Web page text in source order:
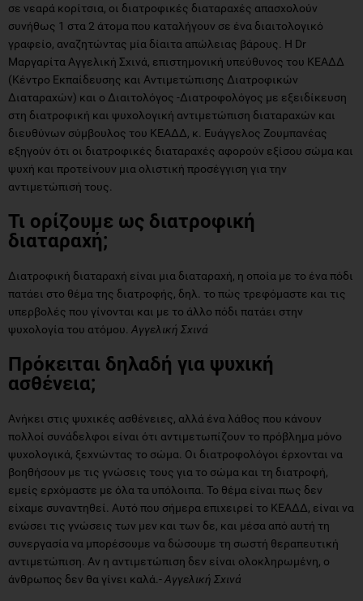
σε νεαρά κορίτσια, οι διατροφικές διαταραχές απασχολούν
συνήθως 1 στα 2 άτομα που καταλήγουν σε ένα διαιτολογικό
γραφείο, αναζητώντας μία δίαιτα απώλειας βάρους. H Dr
Μαργαρίτα Αγγελική Σχινά, επιστημονική υπεύθυνος του ΚΕΑΔΔ
(Κέντρο Εκπαίδευσης και Aντιμετώπισης Διατροφικών
Διαταραχών) και ο Διαιτολόγος -Διατροφολόγος με εξειδίκευση
στη διατροφική και ψυχολογική αντιμετώπιση διαταραχών και
διευθύνων σύμβουλος του ΚΕΑΔΔ, κ. Ευάγγελος Ζουμπανέας
εξηγούν ότι οι διατροφικές διαταραχές αφορούν εξίσου σώμα και
ψυχή και προτείνουν μια ολιστική προσέγγιση για την
αντιμετώπισή τους.
Τι ορίζουμε ως διατροφική
διαταραχή;
Διατροφική διαταραχή είναι μια διαταραχή, η οποία με το ένα πόδι
πατάει στο θέμα της διατροφής, δηλ. το πώς τρεφόμαστε και τις
υπερβολές που γίνονται και με το άλλο πόδι πατάει στην
ψυχολογία του ατόμου. Αγγελική Σχινά
Πρόκειται δηλαδή για ψυχική
ασθένεια;
Ανήκει στις ψυχικές ασθένειες, αλλά ένα λάθος που κάνουν
πολλοί συνάδελφοι είναι ότι αντιμετωπίζουν το πρόβλημα μόνο
ψυχολογικά, ξεχνώντας το σώμα. Οι διατροφολόγοι έρχονται να
βοηθήσουν με τις γνώσεις τους για το σώμα και τη διατροφή,
εμείς ερχόμαστε με όλα τα υπόλοιπα. Το θέμα είναι πως δεν
είχαμε συναντηθεί. Αυτό που σήμερα επιχειρεί το ΚΕΑΔΔ, είναι να
ενώσει τις γνώσεις των μεν και των δε, και μέσα από αυτή τη
συνεργασία να μπορέσουμε να δώσουμε τη σωστή θεραπευτική
αντιμετώπιση. Αν η αντιμετώπιση δεν είναι ολοκληρωμένη, ο
άνθρωπος δεν θα γίνει καλά.-Αγγελική Σχινά